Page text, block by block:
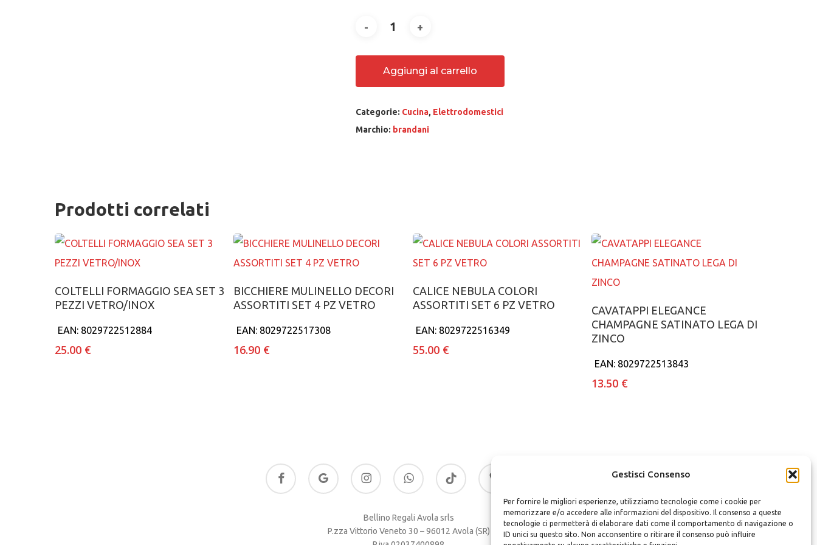
Gestisci Consenso
Per fornire le migliori esperienze, utilizziamo tecnologie come i cookie per
memorizzare e/o accedere alle informazioni del dispositivo. Il consenso a queste
tecnologie ci permetterà di elaborare dati come il comportamento di navigazione o
ID unici su questo sito. Non acconsentire o ritirare il consenso può influire
Aggiungi al carrello
Categorie: Cucina, Elettrodomestici
Marchio: brandani
Prodotti correlati
Aggiungi al carrello
COLTELLI FORMAGGIO SEA SET 3
PEZZI VETRO/INOX
EAN: 8029722512884
25.00 €
Aggiungi al carrello
BICCHIERE MULINELLO DECORI
ASSORTITI SET 4 PZ VETRO
EAN: 8029722517308
16.90 €
Aggiungi al carrello
CALICE NEBULA COLORI
ASSORTITI SET 6 PZ VETRO
EAN: 8029722516349
55.00 €
Aggiungi al carrello
CAVATAPPI ELEGANCE
CHAMPAGNE SATINATO LEGA DI
ZINCO
EAN: 8029722513843
13.50 €
facebook
google-
plus
instagram whatsapp tiktok phone
Bellino Regali Avola srls
P.zza Vittorio Veneto 30 – 96012 Avola (SR)